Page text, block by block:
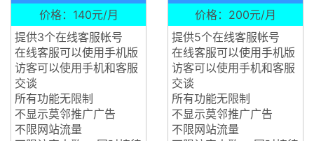
价格：140元/月
提供3个在线客服帐号
在线客服可以使用手机版
访客可以使用手机和客服
交谈
所有功能无限制
不显示莫邻推广广告
不限网站流量
价格：200元/月
提供5个在线客服帐号
在线客服可以使用手机版
访客可以使用手机和客服
交谈
所有功能无限制
不显示莫邻推广广告
不限网站流量